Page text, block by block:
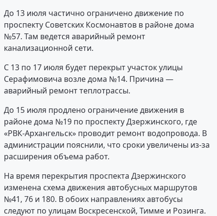
До 13 июля частично ограничено движение по
проспекту Советских Космонавтов в районе дома
№57. Там ведется аварийный ремонт
канализационной сети.
С 13 по 17 июля будет перекрыт участок улицы
Серафимовича возле дома №14. Причина —
аварийный ремонт теплотрассы.
До 15 июля продлено ограничение движения в
районе дома №19 по проспекту Дзержинского, где
«РВК-Архангельск» проводит ремонт водопровода. В
администрации пояснили, что сроки увеличены из-за
расширения объема работ.
На время перекрытия проспекта Дзержинского
изменена схема движения автобусных маршрутов
№41, 76 и 180. В обоих направлениях автобусы
следуют по улицам Воскресенской, Тимме и Розинга.